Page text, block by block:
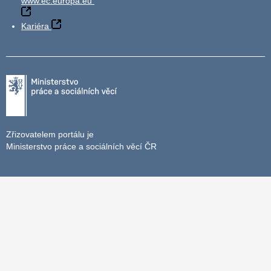
Kariéra
Zřizovatelem portálu je
Ministerstvo práce a sociálních věcí ČR